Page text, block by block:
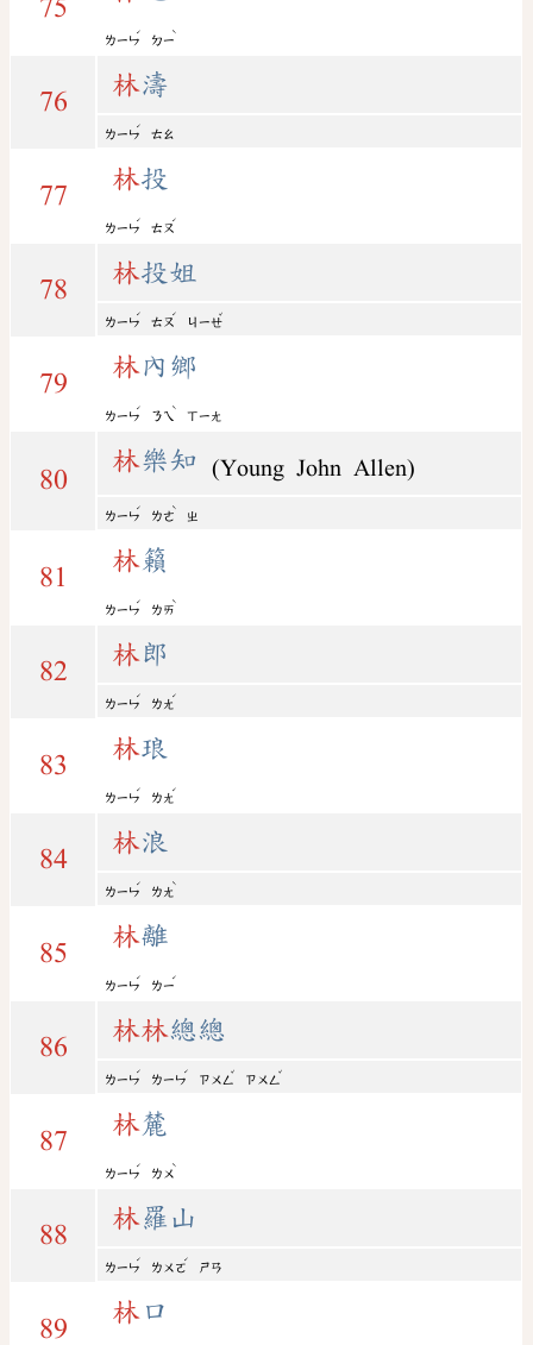
75
ㄌㄧㄣ
ˊ
ㄉㄧ
ˋ
76
林濤
ㄌㄧㄣ
ˊ
ㄊㄠ
77
林投
ㄌㄧㄣ
ˊ
ㄊㄡ
ˊ
78
林投姐
ㄌㄧㄣ
ˊ
ㄊㄡ
ˊ
ㄐㄧㄝ
ˇ
79
林內鄉
ㄌㄧㄣ
ˊ
ㄋㄟ
ˋ
ㄒㄧㄤ
80
林樂知 (Young John Allen)
ㄌㄧㄣ
ˊ
ㄌㄜ
ˋ
ㄓ
81
林籟
ㄌㄧㄣ
ˊ
ㄌㄞ
ˋ
82
林郎
ㄌㄧㄣ
ˊ
ㄌㄤ
ˊ
83
林琅
ㄌㄧㄣ
ˊ
ㄌㄤ
ˊ
84
林浪
ㄌㄧㄣ
ˊ
ㄌㄤ
ˋ
85
林離
ㄌㄧㄣ
ˊ
ㄌㄧ
ˊ
86
林林總總
ㄌㄧㄣ
ˊ
ㄌㄧㄣ
ˊ
ㄗㄨㄥ
ˇ
ㄗㄨㄥ
ˇ
87
林麓
ㄌㄧㄣ
ˊ
ㄌㄨ
ˋ
88
林羅山
ㄌㄧㄣ
ˊ
ㄌㄨㄛ
ˊ
ㄕㄢ
89
林 口